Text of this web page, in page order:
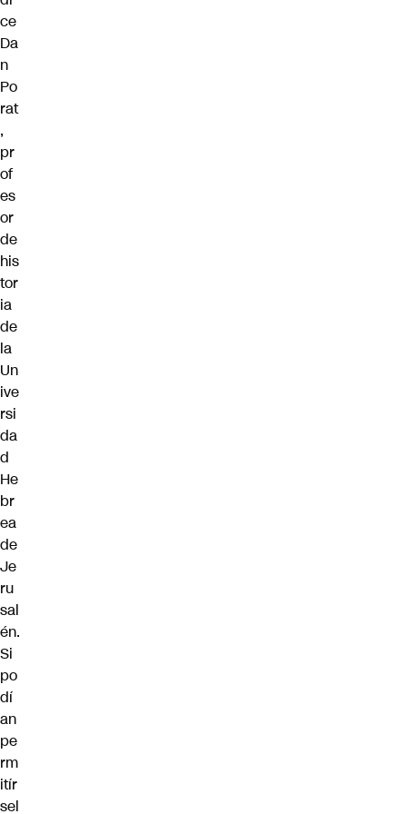
ce
Da
n
Po
rat
,
pr
of
es
or
de
his
tor
ia
de
la
Un
ive
rsi
da
d
He
br
ea
de
Je
ru
sal
én.
Si
po
dí
an
pe
rm
itír
sel